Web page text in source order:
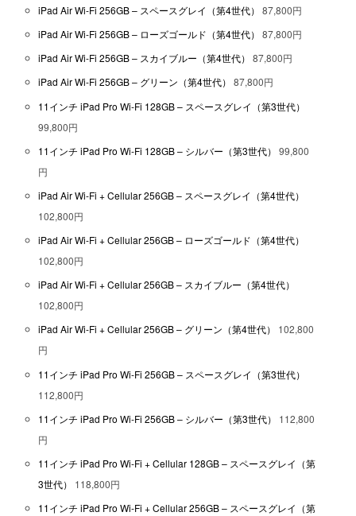
iPad Air Wi-Fi 256GB – スペースグレイ（第4世代） 87,800円
iPad Air Wi-Fi 256GB – ローズゴールド（第4世代） 87,800円
iPad Air Wi-Fi 256GB – スカイブルー（第4世代） 87,800円
iPad Air Wi-Fi 256GB – グリーン（第4世代） 87,800円
11インチ iPad Pro Wi-Fi 128GB – スペースグレイ（第3世代）
99,800円
11インチ iPad Pro Wi-Fi 128GB – シルバー（第3世代） 99,800
円
iPad Air Wi-Fi + Cellular 256GB – スペースグレイ（第4世代）
102,800円
iPad Air Wi-Fi + Cellular 256GB – ローズゴールド（第4世代）
102,800円
iPad Air Wi-Fi + Cellular 256GB – スカイブルー（第4世代）
102,800円
iPad Air Wi-Fi + Cellular 256GB – グリーン（第4世代）
102,800
円
11インチ iPad Pro Wi-Fi 256GB – スペースグレイ（第3世代）
112,800円
11インチ iPad Pro Wi-Fi 256GB – シルバー（第3世代）
112,800
円
11インチ iPad Pro Wi-Fi + Cellular 128GB – スペースグレイ（第
3世代）
118,800円
11インチ iPad Pro Wi-Fi + Cellular 256GB – スペースグレイ（第